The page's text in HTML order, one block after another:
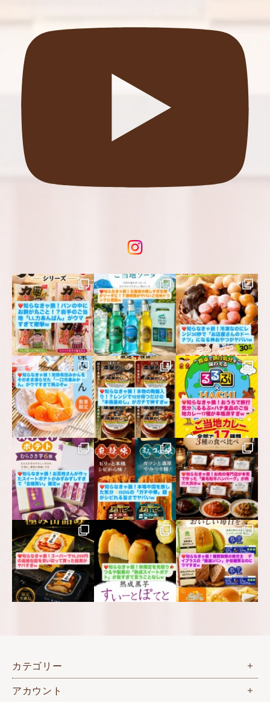
カテゴリー
アカウント